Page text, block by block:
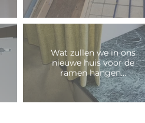
Wat zullen we in ons
nieuwe huis voor de
ramen hangen…